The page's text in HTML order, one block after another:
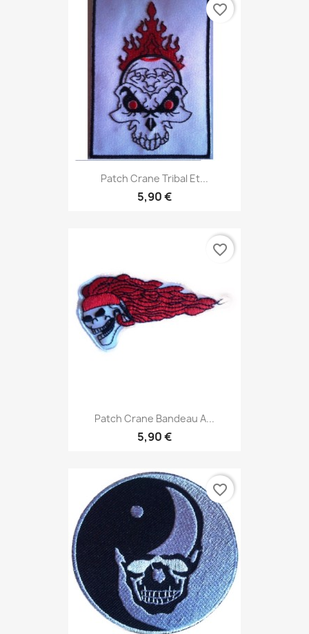
Patch Crane Tribal Et...
5,90 €
favorite_border
Patch Crane Bandeau A...
5,90 €
favorite_border
favorite_border